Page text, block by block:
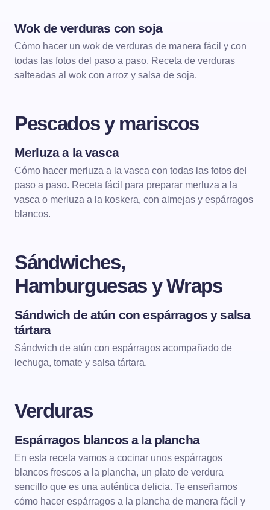
Wok de verduras con soja
Cómo hacer un wok de verduras de manera fácil y con
todas las fotos del paso a paso. Receta de verduras
salteadas al wok con arroz y salsa de soja.
Pescados y mariscos
Merluza a la vasca
Cómo hacer merluza a la vasca con todas las fotos del
paso a paso. Receta fácil para preparar merluza a la
vasca o merluza a la koskera, con almejas y espárragos
blancos.
Sándwiches,
Hamburguesas y Wraps
Sándwich de atún con espárragos y salsa
tártara
Sándwich de atún con espárragos acompañado de
lechuga, tomate y salsa tártara.
Verduras
Espárragos blancos a la plancha
En esta receta vamos a cocinar unos espárragos
blancos frescos a la plancha, un plato de verdura
sencillo que es una auténtica delicia. Te enseñamos
cómo hacer espárragos a la plancha de manera fácil y